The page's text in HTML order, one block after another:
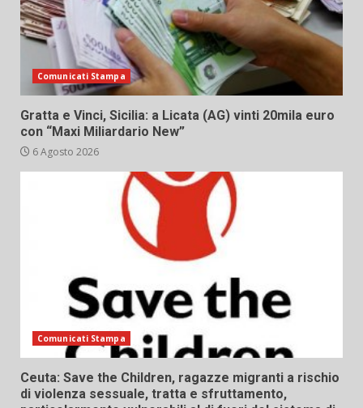
Comunicati Stampa
Gratta e Vinci, Sicilia: a Licata (AG) vinti 20mila euro
con “Maxi Miliardario New”
6 Agosto 2026
Comunicati Stampa
Ceuta: Save the Children, ragazze migranti a rischio
di violenza sessuale, tratta e sfruttamento,